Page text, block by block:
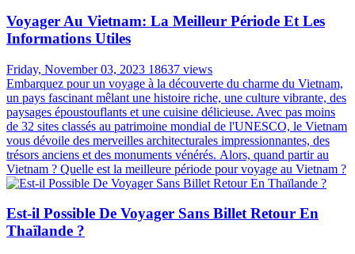
Voyager Au Vietnam: La Meilleur Période Et Les
Informations Utiles
Friday, November 03, 2023 18637 views
Embarquez pour un voyage à la découverte du charme du Vietnam,
un pays fascinant mêlant une histoire riche, une culture vibrante, des
paysages époustouflants et une cuisine délicieuse. Avec pas moins
de 32 sites classés au patrimoine mondial de l'UNESCO, le Vietnam
vous dévoile des merveilles architecturales impressionnantes, des
trésors anciens et des monuments vénérés. Alors, quand partir au
Vietnam ? Quelle est la meilleure période pour voyage au Vietnam ?
Est-il Possible De Voyager Sans Billet Retour En
Thaïlande ?